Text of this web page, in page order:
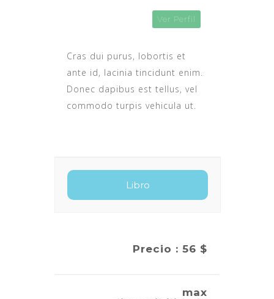
Ver Perfil
Cras dui purus, lobortis et
ante id, lacinia tincidunt enim.
Donec dapibus est tellus, vel
commodo turpis vehicula ut.
Precio : 56 $
max